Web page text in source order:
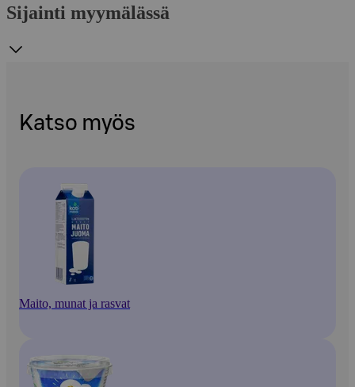
Sijainti myymälässä
Katso myös
Maito, munat ja rasvat